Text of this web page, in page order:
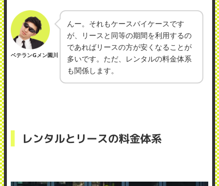
ベテランGメン園川
んー。それもケースバイケースです
が、リースと同等の期間を利用するの
であればリースの方が安くなることが
多いです。ただ、レンタルの料金体系
も関係します。
レンタルとリースの料金体系